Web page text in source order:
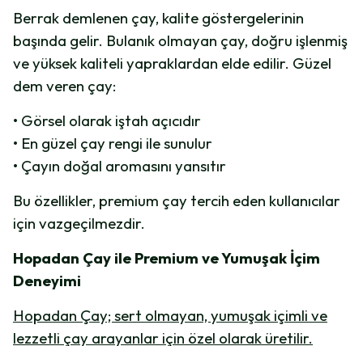
Berrak demlenen çay, kalite göstergelerinin
başında gelir. Bulanık olmayan çay, doğru işlenmiş
ve yüksek kaliteli yapraklardan elde edilir. Güzel
dem veren çay:
• Görsel olarak iştah açıcıdır
• En güzel çay rengi ile sunulur
• Çayın doğal aromasını yansıtır
Bu özellikler, premium çay tercih eden kullanıcılar
için vazgeçilmezdir.
Hopadan Çay ile Premium ve Yumuşak İçim
Deneyimi
Hopadan Çay; sert olmayan, yumuşak içimli ve
lezzetli çay arayanlar için özel olarak üretilir.